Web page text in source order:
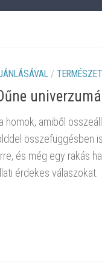
/
homok, amiből
összefüggésben
és még egy rakás
érdekes válaszokat.